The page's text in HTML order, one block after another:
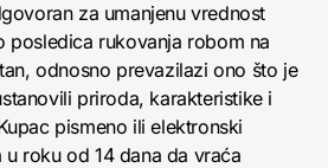
za umanjenu vrednost
posledica rukovanja robom na
odnosno prevazilazi ono što je
priroda, karakteristike i
pismeno ili elektronski
roku od 14 dana da vraća